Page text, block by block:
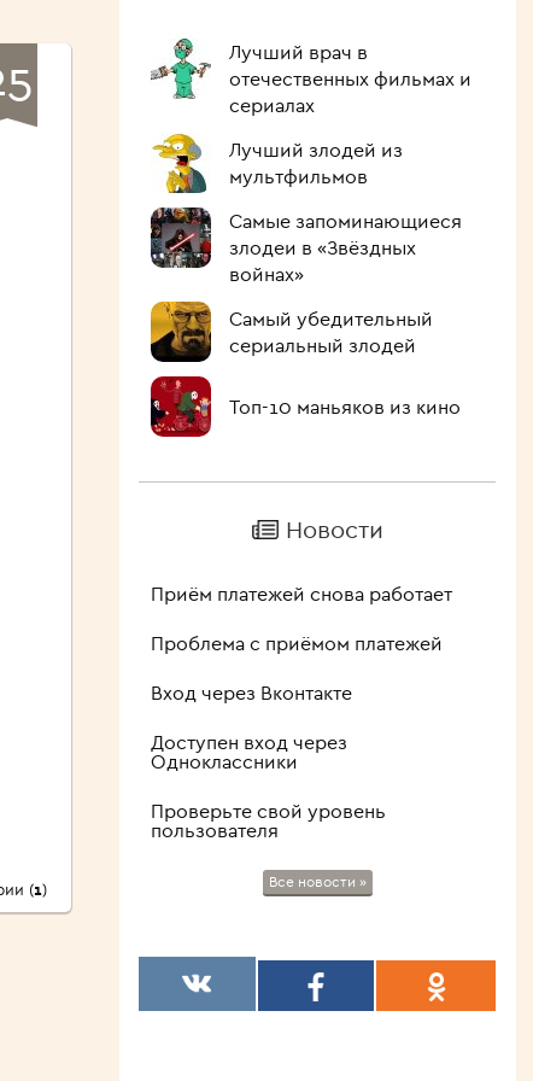
(1)
Лучший врач в
отечественных фильмах и
сериалах
Лучший злодей из
мультфильмов
Самые запоминающиеся
злодеи в «Звёздных
войнах»
Самый убедительный
сериальный злодей
Топ-10 маньяков из кино
Новости
Приём платежей снова работает
Проблема с приёмом платежей
Вход через Вконтакте
Доступен вход через
Одноклассники
Проверьте свой уровень
пользователя
Все новости »